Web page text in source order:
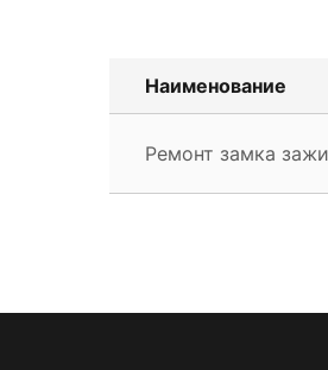
Наименование
Ремонт замка